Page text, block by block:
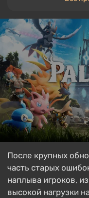
После крупных
часть старых
наплыва игроков,
высокой нагрузки